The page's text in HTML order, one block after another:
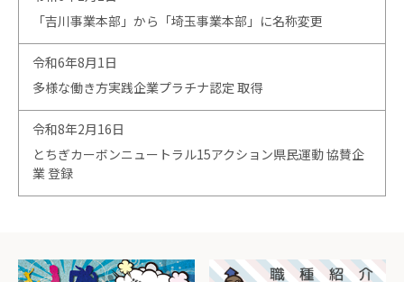
「吉川事業本部」から「埼玉事業本部」に名称変更
令和6年8月1日
多様な働き方実践企業プラチナ認定 取得
令和8年2月16日
とちぎカーボンニュートラル15アクション県民運動 協賛企
業 登録